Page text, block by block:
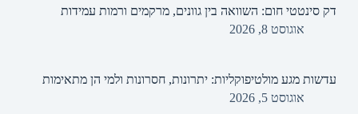
דק סינטטי חום: השוואה בין גוונים, מרקמים ורמות עמידות
אוגוסט 8, 2026
עדשות מגע מולטיפוקליות: יתרונות, חסרונות ולמי הן מתאימות
אוגוסט 5, 2026